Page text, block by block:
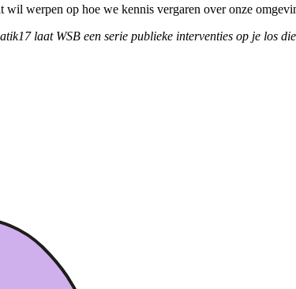
werpen op hoe we kennis vergaren over onze
laat WSB een serie publieke interventies op je los